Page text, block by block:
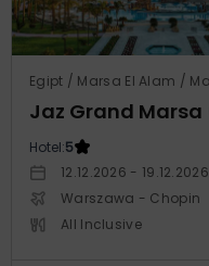
Hotel:5
12.12.2026 - 19.12.2026
Warszawa - Chopin
All Inclusive